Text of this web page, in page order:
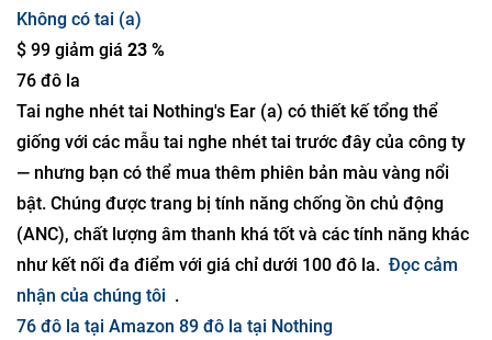
Không có tai (a)
$ 99 giảm giá 23 %
76 đô la
Tai nghe nhét tai Nothing's Ear (a) có thiết kế tổng thể
giống với các mẫu tai nghe nhét tai trước đây của công ty
— nhưng bạn có thể mua thêm phiên bản màu vàng nổi
bật. Chúng được trang bị tính năng chống ồn chủ động
(ANC), chất lượng âm thanh khá tốt và các tính năng khác
như kết nối đa điểm với giá chỉ dưới 100 đô la. Đọc cảm
nhận của chúng tôi .
76 đô la tại Amazon 89 đô la tại Nothing